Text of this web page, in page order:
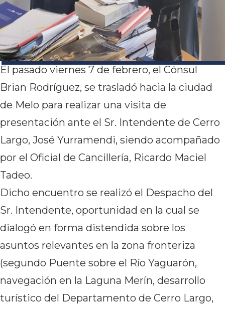
El pasado viernes 7 de febrero, el Cónsul
Brian Rodríguez, se trasladó hacia la ciudad
de Melo para realizar una visita de
presentación ante el Sr. Intendente de Cerro
Largo, José Yurramendi, siendo acompañado
por el Oficial de Cancillería, Ricardo Maciel
Tadeo.
Dicho encuentro se realizó el Despacho del
Sr. Intendente, oportunidad en la cual se
dialogó en forma distendida sobre los
asuntos relevantes en la zona fronteriza
(segundo Puente sobre el Río Yaguarón,
navegación en la Laguna Merín, desarrollo
turístico del Departamento de Cerro Largo,